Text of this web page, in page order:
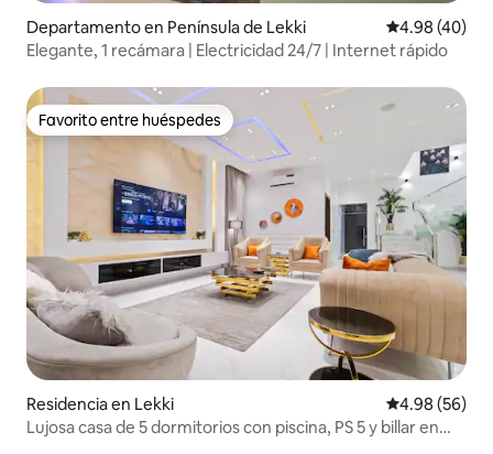
Departamento en Península de Lekki Calificación
4.98 (40)
Elegante, 1 recámara | Electricidad 24/7 | Internet rápido
Favorito entre huéspedes
Favorito entre huéspedes
Residencia en Lekki Calificación
4.98 (56)
Lujosa casa de 5 dormitorios con piscina, PS 5 y billar en